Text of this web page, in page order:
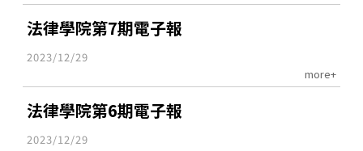
法律學院第7期電子報
2023/12/29
more+
法律學院第6期電子報
2023/12/29